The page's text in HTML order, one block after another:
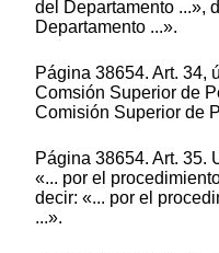
del Departamento ...»,
Departamento ...».
Página 38654. Art. 34,
Comsión Superior de
Comisión Superior de
Página 38654. Art. 35.
«... por el
decir: «... por el
...».